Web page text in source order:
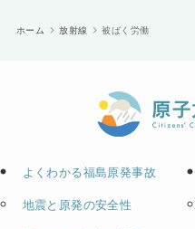
ホーム 放射線 被ばく労働
よくわかる福島原発事故
地震と原発の安全性